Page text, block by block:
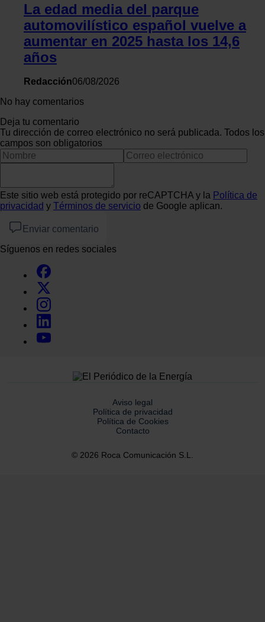
La edad media del parque
automovilístico español vuelve a
aumentar en 2025 hasta los 14,6
años
Redacción06/08/2026
No hay comentarios
Deja tu comentario
Tu dirección de correo electrónico no será publicada. Todos los
campos son obligatorios
Este sitio web está protegido por reCAPTCHA y la Política de
privacidad y Términos de servicio de Google aplican.
Enviar comentario
Síguenos en redes sociales
Aviso legal
Política de privacidad
Política de Cookies
Contacto
© 2026 Roca Comunicación S.L.